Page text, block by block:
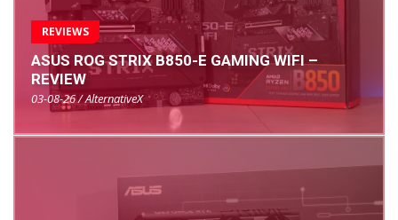
REVIEWS
ASUS ROG STRIX B850-E GAMING WIFI –
REVIEW
03-08-26 / AlternativeX